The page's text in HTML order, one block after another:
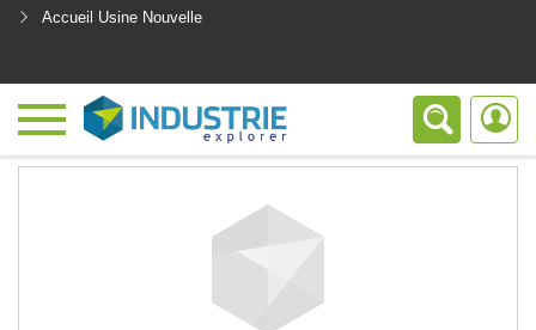
Accueil Usine Nouvelle